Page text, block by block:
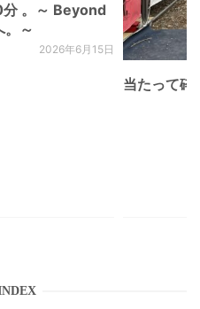
。～ Beyond
～
2026年6月15日
当たって砕